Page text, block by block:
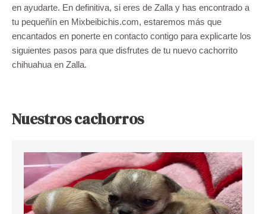
en ayudarte. En definitiva, si eres de Zalla y has encontrado a
tu pequeñín en Mixbeibichis.com, estaremos más que
encantados en ponerte en contacto contigo para explicarte los
siguientes pasos para que disfrutes de tu nuevo cachorrito
chihuahua en Zalla.
Nuestros cachorros